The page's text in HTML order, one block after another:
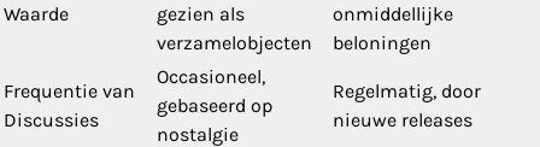
Waarde
gezien als
verzamelobjecten
onmiddellijke
beloningen
Frequentie van
Discussies
Occasioneel,
gebaseerd op
nostalgie
Regelmatig, door
nieuwe releases